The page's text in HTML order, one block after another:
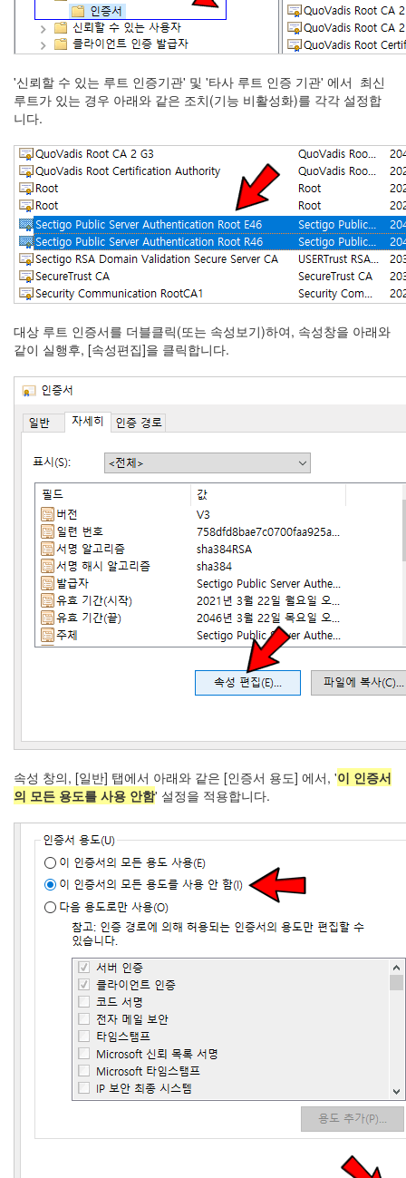
'신뢰할 수 있는 루트 인증기관' 및 '타사 루트 인증 기관' 에서 최신
루트가 있는 경우 아래와 같은 조치(기능 비활성화)를 각각 설정합
니다.
대상 루트 인증서를 더블클릭(또는 속성보기)하여, 속성창을 아래와
같이 실행후, [속성편집]을 클릭합니다.
속성 창의, [일반] 탭에서 아래와 같은 [인증서 용도] 에서, '이 인증서
의 모든 용도를 사용 안함' 설정을 적용합니다.